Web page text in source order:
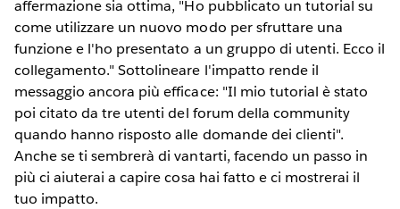
affermazione sia ottima, "Ho pubblicato un tutorial su
come utilizzare un nuovo modo per sfruttare una
funzione e l'ho presentato a un gruppo di utenti. Ecco il
collegamento." Sottolineare l'impatto rende il
messaggio ancora più efficace: "Il mio tutorial è stato
poi citato da tre utenti del forum della community
quando hanno risposto alle domande dei clienti".
Anche se ti sembrerà di vantarti, facendo un passo in
più ci aiuterai a capire cosa hai fatto e ci mostrerai il
tuo impatto.